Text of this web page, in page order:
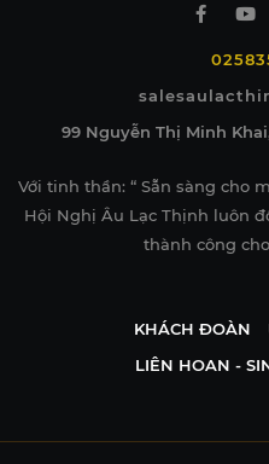
Với tinh thần: “ Sẵn sàng cho
Hội Nghị Âu Lạc Thịnh luôn
thành công
KHÁCH ĐOÀN
LIÊN HOAN -
99 Nguyễn Thị Minh